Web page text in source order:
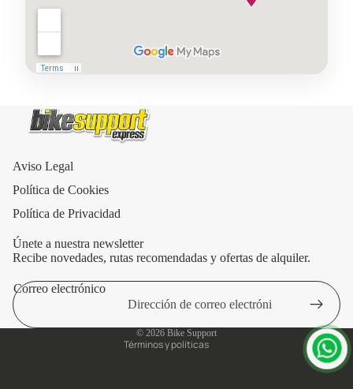
Aviso Legal
Política de Cookies
Política de Privacidad
Únete a nuestra newsletter
Recibe novedades, rutas recomendadas y ofertas de alquiler.
Correo electrónico
© 2026 Bike Support
Términos y políticas
Política de privacidad